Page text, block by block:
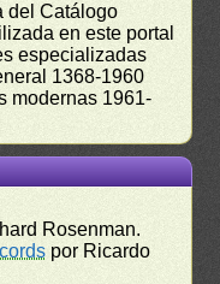
del Catálogo
en este portal
especializadas
1368-1960
modernas 1961-
Rosenman.
por Ricardo